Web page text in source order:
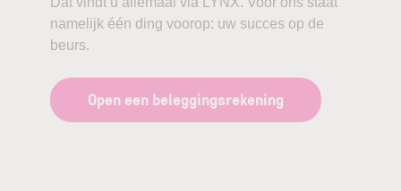
namelijk één ding voorop: uw succes op de
beurs.
Open een beleggingsrekening